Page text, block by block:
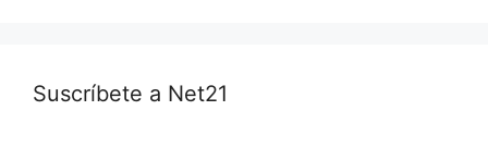
Suscríbete a Net21